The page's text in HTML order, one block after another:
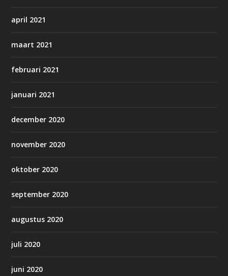
april 2021
maart 2021
februari 2021
januari 2021
december 2020
november 2020
oktober 2020
september 2020
augustus 2020
juli 2020
juni 2020